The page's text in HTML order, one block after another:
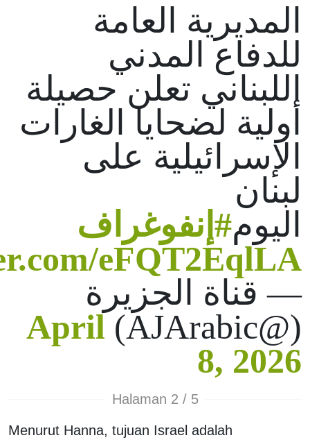
المديرية العامة
للدفاع المدني
اللبناني تعلن حصيلة
أولية لضحايا الغارات
الإسرائيلية على
لبنان
اليوم#إنفوغراف
eFQT2EqlLA
— قناة الجزيرة
(@AJArabic)
April
8, 2026
Halaman 2 / 5
Menurut Hanna, tujuan Israel adalah